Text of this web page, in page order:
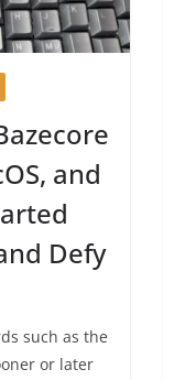
and
Defy
such as the
or later